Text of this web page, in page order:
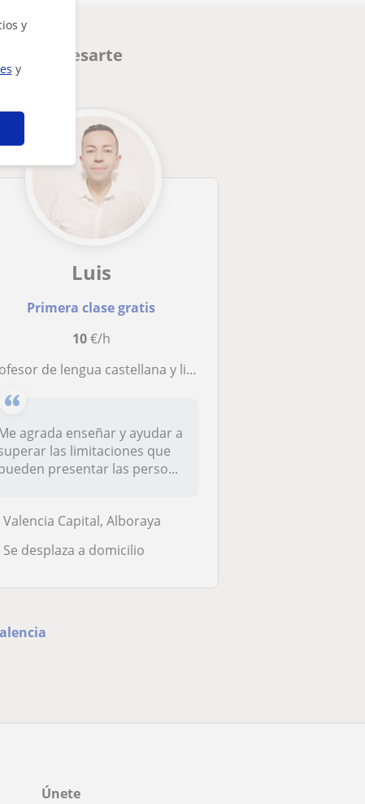
y
y
interesarte
Luis
Primera clase gratis
10€/h
de lengua castellana y literatura
agrada enseñar y ayudar a
las limitaciones que
presentar las perso...
Valencia Capital, Alboraya
Se desplaza a domicilio
Únete